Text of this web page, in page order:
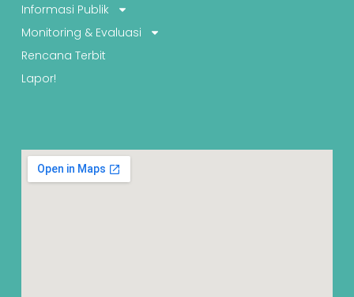
Informasi Publik
Monitoring & Evaluasi
Rencana Terbit
Lapor!